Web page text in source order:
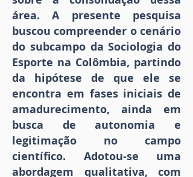
área. A presente pesquisa
buscou compreender o cenário
do subcampo da Sociologia do
Esporte na Colômbia, partindo
da hipótese de que ele se
encontra em fases iniciais de
amadurecimento, ainda em
busca de autonomia e
legitimação no campo
científico. Adotou-se uma
abordagem qualitativa, com